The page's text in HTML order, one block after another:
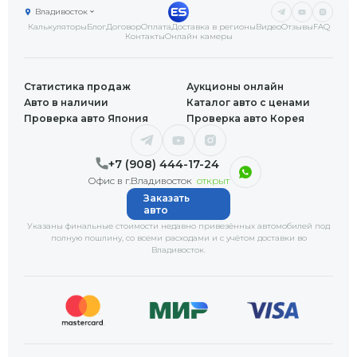
КалькуляторыБлогДоговорОплатаДоставка в регионыВидеоОтзывыFAQ
КонтактыОнлайн камеры
Владивосток
+7 (908) 444-17-24
Офис в г.Владивосток открыт
Статистика продаж
Аукционы онлайн
Авто в наличии
Каталог авто с ценами
Проверка авто Япония
Проверка авто Корея
Указаны финальные стоимости недавно привезённых автомобилей под
полную пошлину, со всеми расходами и с учётом доставки во
Владивосток.
Заказать
авто